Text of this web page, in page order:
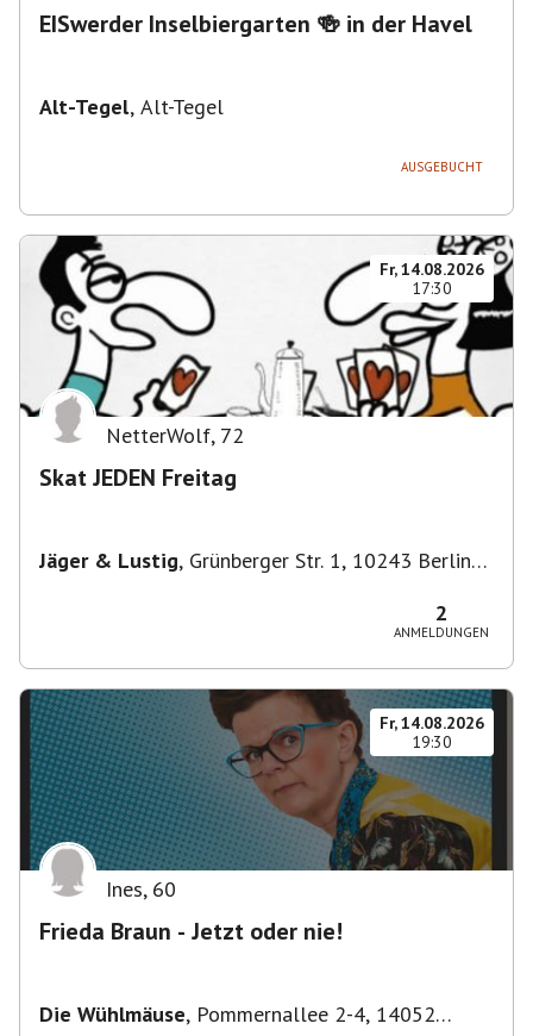
EISwerder Inselbiergarten 🍻 in der Havel
Alt-Tegel, Alt-Tegel
AUSGEBUCHT
Fr, 14.08.2026
17:30
NetterWolf, 72
Skat JEDEN Freitag
Jäger & Lustig, Grünberger Str. 1, 10243 Berlin-
2
ANMELDUNGEN
Fr, 14.08.2026
19:30
Ines, 60
Frieda Braun - Jetzt oder nie!
Die Wühlmäuse, Pommernallee 2-4, 14052